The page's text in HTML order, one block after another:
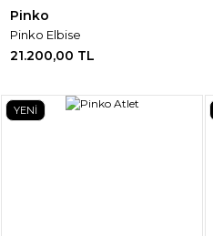
Pinko
Pinko Elbise
21.200,00 TL
YENİ